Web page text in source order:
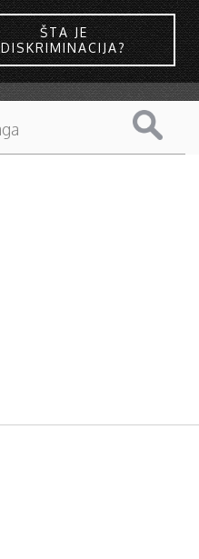
ŠTA JE
DISKRIMINACIJA?